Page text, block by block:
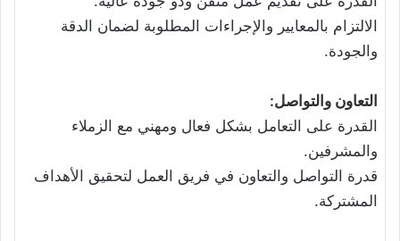
الالتزام بالمعايير والإجراءات المطلوبة لضمان الدقة
والجودة.
التعاون والتواصل:
القدرة على التعامل بشكل فعال ومهني مع الزملاء
والمشرفين.
قدرة التواصل والتعاون في فريق العمل لتحقيق الأهداف
المشتركة.